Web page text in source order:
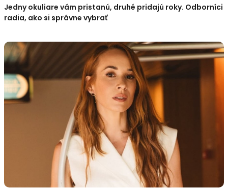
Jedny okuliare vám pristanú, druhé pridajú roky. Odborníci
radia, ako si správne vybrať